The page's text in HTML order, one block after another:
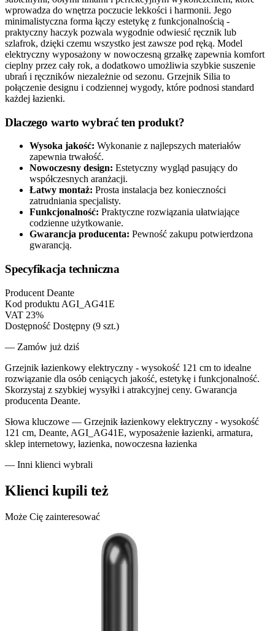
wprowadza do wnętrza poczucie lekkości i harmonii. Jego
minimalistyczna forma łączy estetykę z funkcjonalnością -
praktyczny haczyk pozwala wygodnie odwiesić ręcznik lub
szlafrok, dzięki czemu wszystko jest zawsze pod ręką. Model
elektryczny wyposażony w nowoczesną grzałkę zapewnia komfort
cieplny przez cały rok, a dodatkowo umożliwia szybkie suszenie
ubrań i ręczników niezależnie od sezonu. Grzejnik Silia to
połączenie designu i codziennej wygody, które podnosi standard
każdej łazienki.
Dlaczego warto wybrać ten produkt?
Wysoka jakość: Wykonanie z najlepszych materiałów
zapewnia trwałość.
Nowoczesny design: Estetyczny wygląd pasujący do
współczesnych aranżacji.
Łatwy montaż: Prosta instalacja bez konieczności
zatrudniania specjalisty.
Funkcjonalność: Praktyczne rozwiązania ułatwiające
codzienne użytkowanie.
Gwarancja producenta: Pewność zakupu potwierdzona
gwarancją.
Specyfikacja techniczna
Producent Deante
Kod produktu AGI_AG41E
VAT 23%
Dostępność Dostępny (9 szt.)
— Zamów już dziś
Grzejnik łazienkowy elektryczny - wysokość 121 cm to idealne
rozwiązanie dla osób ceniących jakość, estetykę i funkcjonalność.
Skorzystaj z szybkiej wysyłki i atrakcyjnej ceny. Gwarancja
producenta Deante.
Słowa kluczowe — Grzejnik łazienkowy elektryczny - wysokość
121 cm, Deante, AGI_AG41E, wyposażenie łazienki, armatura,
sklep internetowy, łazienka, nowoczesna łazienka
— Inni klienci wybrali
Klienci kupili też
Może Cię zainteresować